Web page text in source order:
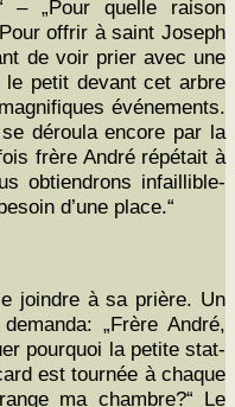
– „Pour quelle rai­son
offrir à saint Joseph
de voir prier avec une
petit devant cet arbre
événe­ments.
déroula encore par la
frère André répé­tait à
obtien­drons infail­li­ble­
d’une place.“
join­dre à sa prière. Un
„Frère André,
pourquoi la petite stat­
est tournée à chaque
ma cham­bre?“ Le